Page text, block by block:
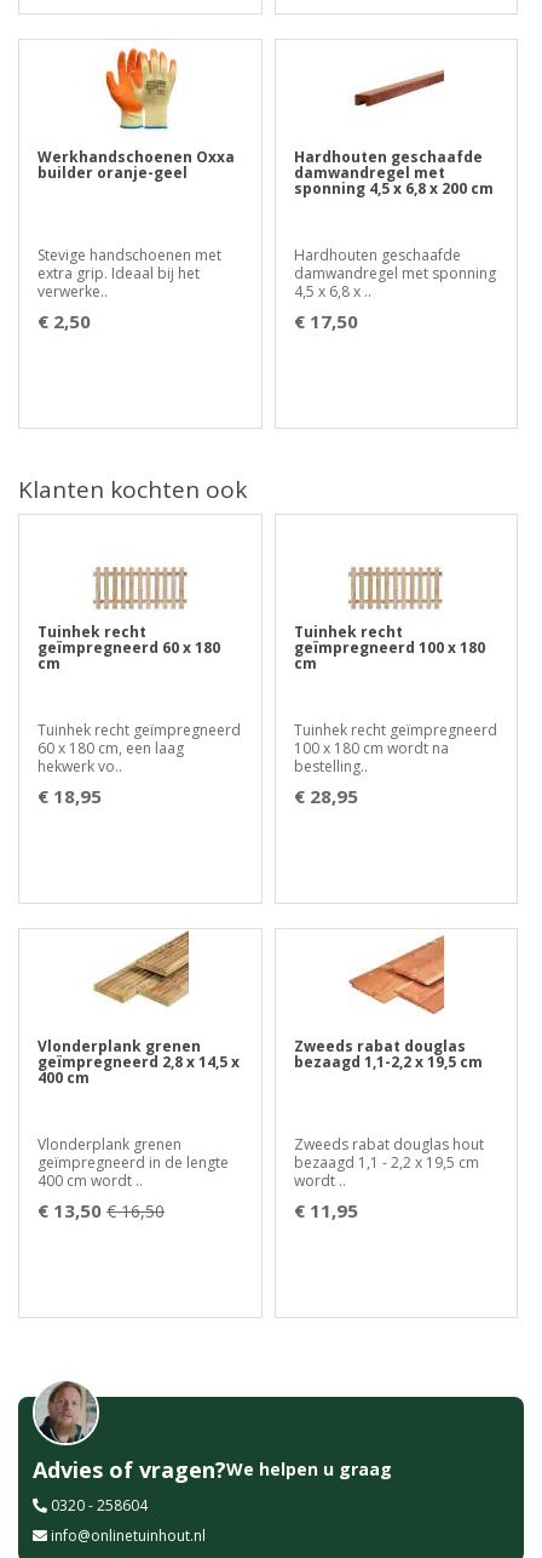
Werkhandschoenen Oxxa
builder oranje-geel
Stevige handschoenen met
extra grip. Ideaal bij het
verwerke..
€ 2,50
Hardhouten geschaafde
damwandregel met
sponning 4,5 x 6,8 x 200 cm
Hardhouten geschaafde
damwandregel met sponning
4,5 x 6,8 x ..
€ 17,50
Klanten kochten ook
Tuinhek recht
geïmpregneerd 60 x 180
cm
Tuinhek recht geïmpregneerd
60 x 180 cm, een laag
hekwerk vo..
€ 18,95
Tuinhek recht
geïmpregneerd 100 x 180
cm
Tuinhek recht geïmpregneerd
100 x 180 cm wordt na
bestelling..
€ 28,95
Vlonderplank grenen
geïmpregneerd 2,8 x 14,5 x
400 cm
Vlonderplank grenen
geïmpregneerd in de lengte
400 cm wordt ..
€ 13,50 € 16,50
Zweeds rabat douglas
bezaagd 1,1-2,2 x 19,5 cm
Zweeds rabat douglas hout
bezaagd 1,1 - 2,2 x 19,5 cm
wordt ..
€ 11,95
Advies of vragen?We helpen u graag
0320 - 258604
info@onlinetuinhout.nl